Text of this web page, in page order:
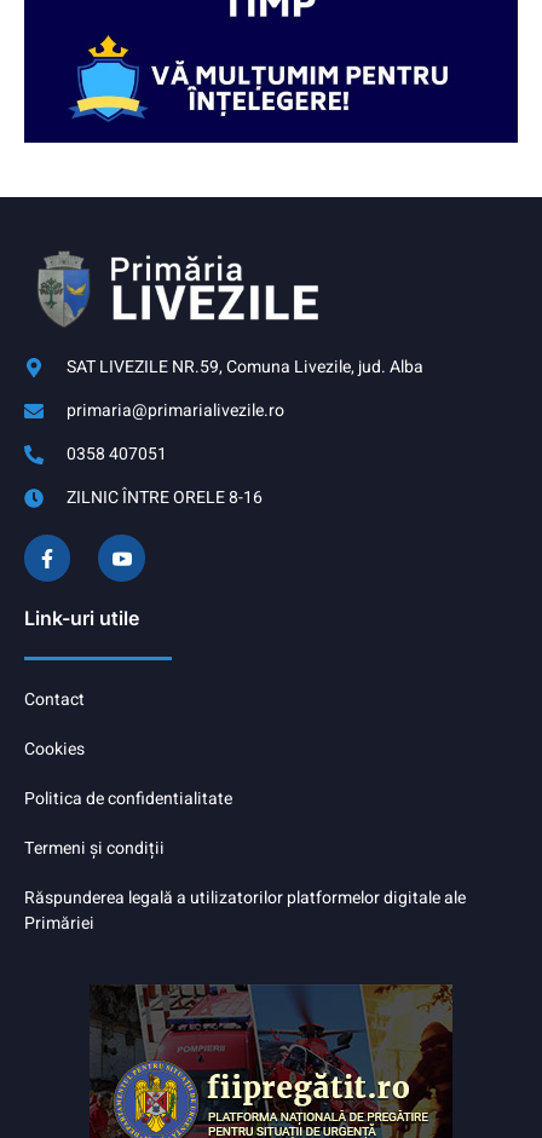
SAT LIVEZILE NR.59, Comuna Livezile, jud. Alba
primaria@primarialivezile.ro
0358 407051
ZILNIC ÎNTRE ORELE 8-16
Link-uri utile
Contact
Cookies
Politica de confidentialitate
Termeni și condiții
Răspunderea legală a utilizatorilor platformelor digitale ale
Primăriei